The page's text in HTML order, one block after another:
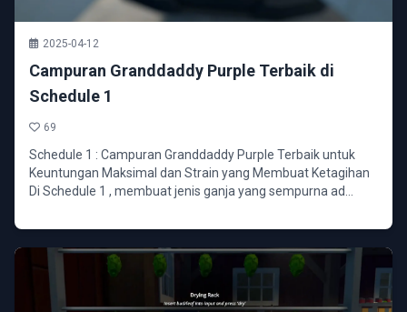
2025-04-12
Campuran Granddaddy Purple Terbaik di
Schedule 1
69
Schedule 1 : Campuran Granddaddy Purple Terbaik untuk
Keuntungan Maksimal dan Strain yang Membuat Ketagihan
Di Schedule 1 , membuat jenis ganja yang sempurna ad...